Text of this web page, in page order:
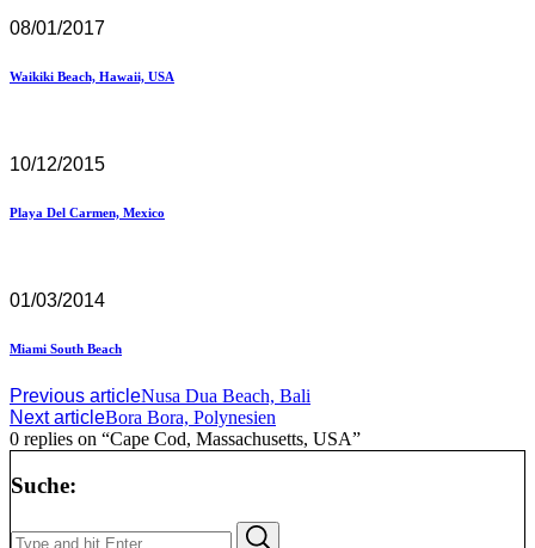
08/01/2017
Waikiki Beach, Hawaii, USA
10/12/2015
Playa Del Carmen, Mexico
01/03/2014
Miami South Beach
Previous articleNusa Dua Beach, Bali
Next articleBora Bora, Polynesien
0 replies on “Cape Cod, Massachusetts, USA”
Suche:
Search